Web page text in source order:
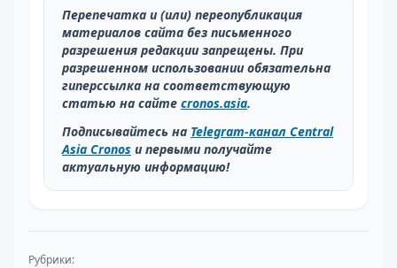
Перепечатка и (или) переопубликация
материалов сайта без письменного
разрешения редакции запрещены. При
разрешенном использовании обязательна
гиперссылка на соответствующую
статью на сайте cronos.asia.
Подписывайтесь на Telegram-канал Central
Asia Cronos и первыми получайте
актуальную информацию!
Рубрики: